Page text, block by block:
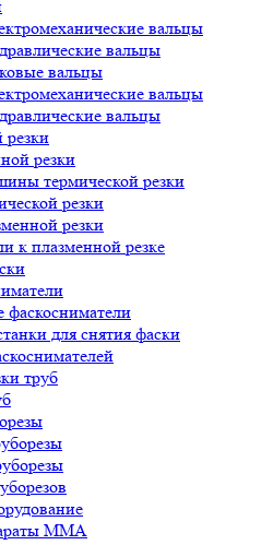
вальцы
вальцы
вальцы
вальцы
вальцы
резки
термической резки
резки
резки
к плазменной резке
фаскосниматели
для снятия фаски
труб
MMA